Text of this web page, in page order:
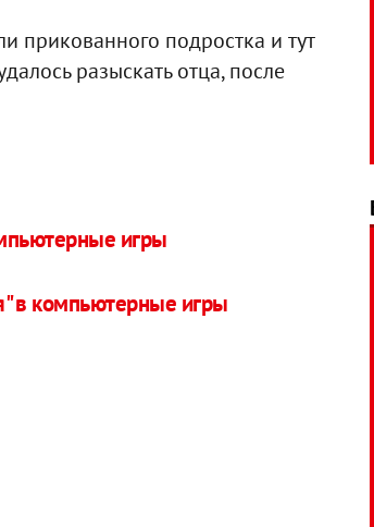
прикованного подростка и тут
разыскать отца, после
игры
в компьютерные игры